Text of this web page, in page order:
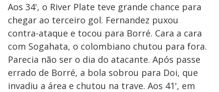
Aos 34', o River Plate teve grande chance para
chegar ao terceiro gol. Fernandez puxou
contra-ataque e tocou para Borré. Cara a cara
com Sogahata, o colombiano chutou para fora.
Parecia não ser o dia do atacante. Após passe
errado de Borré, a bola sobrou para Doi, que
invadiu a área e chutou na trave. Aos 41', em